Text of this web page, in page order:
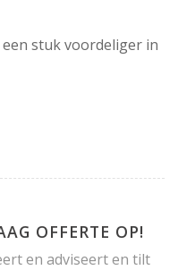
stuk voordeliger in
OFFERTE OP!
en adviseert en tilt